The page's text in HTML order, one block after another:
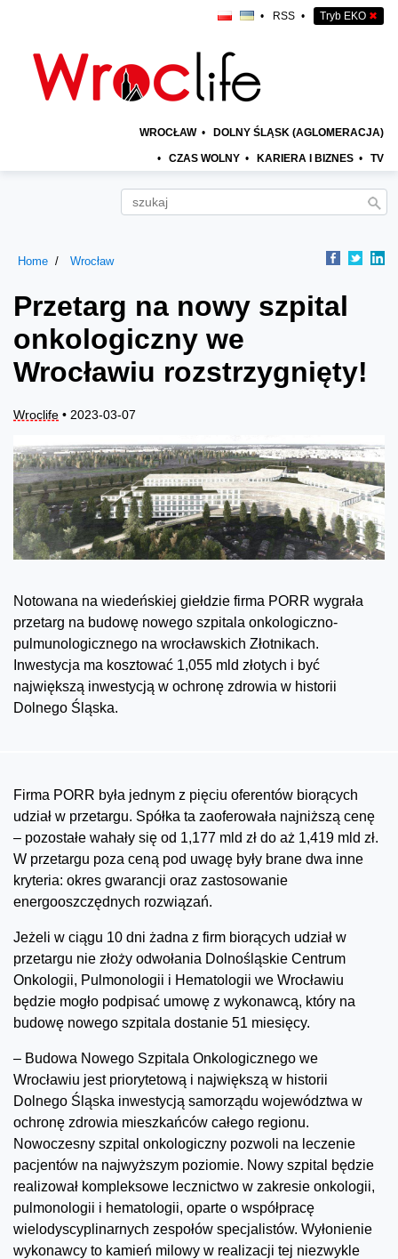
• RSS • Tryb EKO ✖
WROCŁAW • DOLNY ŚLĄSK (AGLOMERACJA)
• CZAS WOLNY • KARIERA I BIZNES • TV
Home Wrocław
Przetarg na nowy szpital
onkologiczny we
Wrocławiu rozstrzygnięty!
Wroclife • 2023-03-07
Notowana na wiedeńskiej giełdzie firma PORR wygrała
przetarg na budowę nowego szpitala onkologiczno-
pulmunologicznego na wrocławskich Złotnikach.
Inwestycja ma kosztować 1,055 mld złotych i być
największą inwestycją w ochronę zdrowia w historii
Dolnego Śląska.
Firma PORR była jednym z pięciu oferentów biorących
udział w przetargu. Spółka ta zaoferowała najniższą cenę
– pozostałe wahały się od 1,177 mld zł do aż 1,419 mld zł.
W przetargu poza ceną pod uwagę były brane dwa inne
kryteria: okres gwarancji oraz zastosowanie
energooszczędnych rozwiązań.
Jeżeli w ciągu 10 dni żadna z firm biorących udział w
przetargu nie złoży odwołania Dolnośląskie Centrum
Onkologii, Pulmonologii i Hematologii we Wrocławiu
będzie mogło podpisać umowę z wykonawcą, który na
budowę nowego szpitala dostanie 51 miesięcy.
– Budowa Nowego Szpitala Onkologicznego we
Wrocławiu jest priorytetową i największą w historii
Dolnego Śląska inwestycją samorządu województwa w
ochronę zdrowia mieszkańców całego regionu.
Nowoczesny szpital onkologiczny pozwoli na leczenie
pacjentów na najwyższym poziomie. Nowy szpital będzie
realizował kompleksowe lecznictwo w zakresie onkologii,
pulmonologii i hematologii, oparte o współpracę
wielodyscyplinarnych zespołów specjalistów. Wyłonienie
wykonawcy to kamień milowy w realizacji tej niezwykle